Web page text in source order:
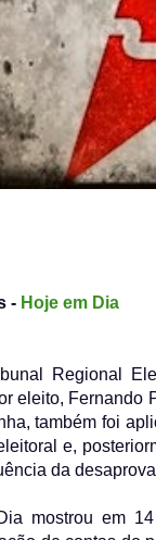
- Hoje em Dia
Regional
eleito, Fernando
também foi
e,
da
mostrou em